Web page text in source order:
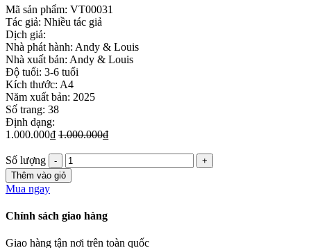
Mã sản phẩm: VT00031
Tác giả: Nhiều tác giả
Dịch giả:
Nhà phát hành: Andy & Louis
Nhà xuất bản: Andy & Louis
Độ tuổi: 3-6 tuổi
Kích thước: A4
Năm xuất bản: 2025
Số trang: 38
Định dạng:
1.000.000₫ 1.000.000₫
Số lượng
Thêm vào giỏ
Mua ngay
Chính sách giao hàng
Giao hàng tận nơi trên toàn quốc